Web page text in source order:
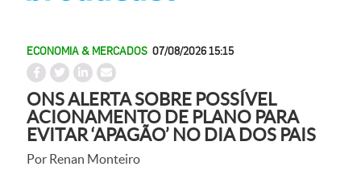
ECONOMIA & MERCADOS 07/08/2026 15:15
ONS ALERTA SOBRE POSSÍVEL
ACIONAMENTO DE PLANO PARA
EVITAR ‘APAGÃO’ NO DIA DOS PAIS
Por Renan Monteiro